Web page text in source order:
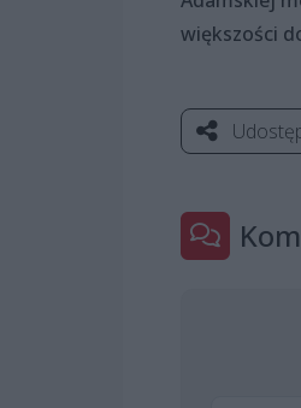
większości